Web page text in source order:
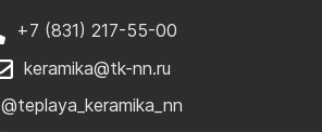
+7 (831) 217-55-00
keramika@tk-nn.ru
@teplaya_keramika_nn